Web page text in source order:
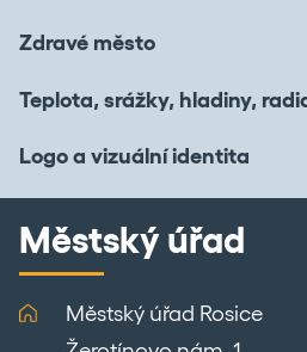
Zdravé město
Teplota, srážky, hladiny,
Logo a vizuální identita
Městský úřad
Městský úřad Rosice